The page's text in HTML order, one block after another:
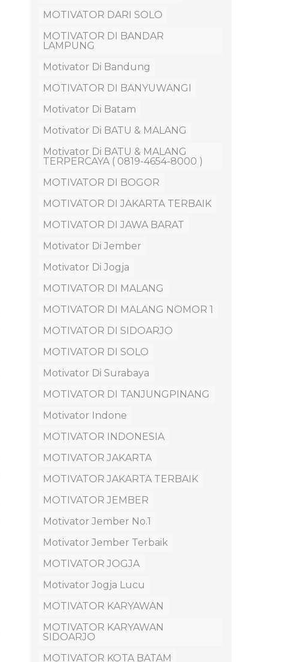
MOTIVATOR DARI SOLO
MOTIVATOR DI BANDAR
LAMPUNG
Motivator Di Bandung
MOTIVATOR DI BANYUWANGI
Motivator Di Batam
Motivator Di BATU & MALANG
Motivator Di BATU & MALANG
TERPERCAYA ( 0819-4654-8000 )
MOTIVATOR DI BOGOR
MOTIVATOR DI JAKARTA TERBAIK
MOTIVATOR DI JAWA BARAT
Motivator Di Jember
Motivator Di Jogja
MOTIVATOR DI MALANG
MOTIVATOR DI MALANG NOMOR 1
MOTIVATOR DI SIDOARJO
MOTIVATOR DI SOLO
Motivator Di Surabaya
MOTIVATOR DI TANJUNGPINANG
Motivator Indone
MOTIVATOR INDONESIA
MOTIVATOR JAKARTA
MOTIVATOR JAKARTA TERBAIK
MOTIVATOR JEMBER
Motivator Jember No.1
Motivator Jember Terbaik
MOTIVATOR JOGJA
Motivator Jogja Lucu
MOTIVATOR KARYAWAN
MOTIVATOR KARYAWAN
SIDOARJO
MOTIVATOR KOTA BATAM